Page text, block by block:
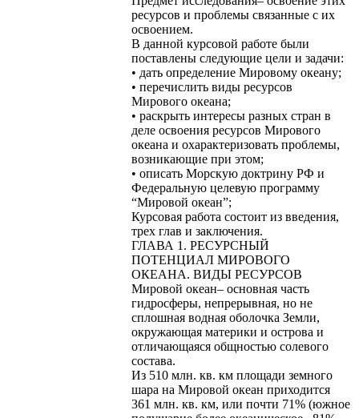
ресурсов и проблемы связанные с их
освоением.
В данной курсовой работе были
поставлены следующие цели и задачи:
• дать определение Мировому океану;
• перечислить виды ресурсов
Мирового океана;
• раскрыть интересы разных стран в
деле освоения ресурсов Мирового
океана и охарактеризовать проблемы,
возникающие при этом;
• описать Морскую доктрину РФ и
Федеральную целевую программу
“Мировой океан”;
Курсовая работа состоит из введения,
трех глав и заключения.
ГЛАВА 1. РЕСУРСНЫЙ
ПОТЕНЦИАЛ МИРОВОГО
ОКЕАНА. ВИДЫ РЕСУРСОВ
Мировой океан– основная часть
гидросферы, непрерывная, но не
сплошная водная оболочка Земли,
окружающая материки и острова и
отличающаяся общностью солевого
состава.
Из 510 млн. кв. км площади земного
шара на Мировой океан приходится
361 млн. кв. км, или почти 71% (южное